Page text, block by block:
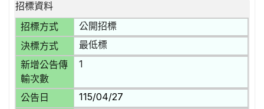
招標資料
招標方式
公開招標
決標方式 最低標
新增公告傳
輸次數
1
公告日 115/04/27